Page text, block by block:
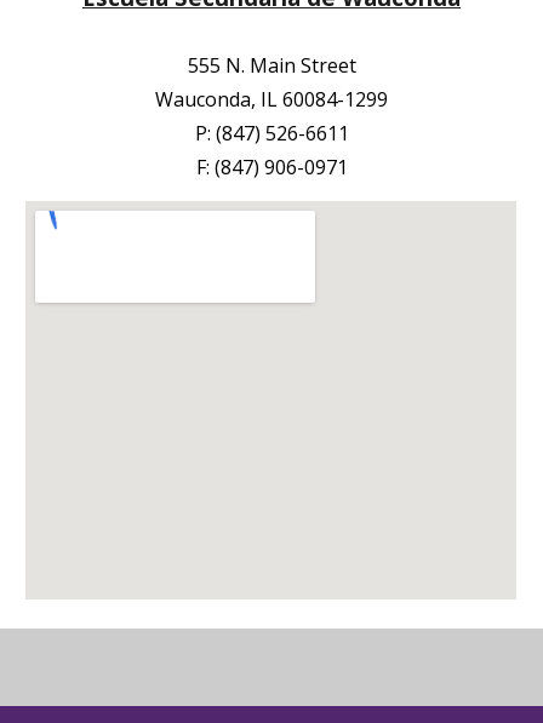
555 N. Main Street
Wauconda, IL 60084-1299
P: (847) 526-6611
F: (847) 906-0971